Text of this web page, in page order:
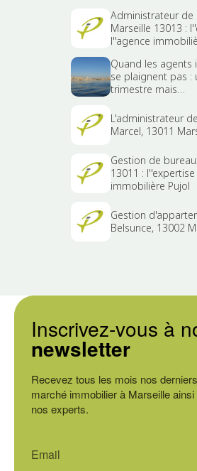
Administrateur de
Marseille 13013 :
l''agence
Quand les agents
se plaignent pas :
trimestre mais…
L'administrateur
Marcel, 13011
Gestion de
13011 :
immobilière Pujol
Gestion
Belsunce, 13002
Inscrivez-vous à
newsletter
Recevez tous les mois nos
marché immobilier à Marseille
nos experts.